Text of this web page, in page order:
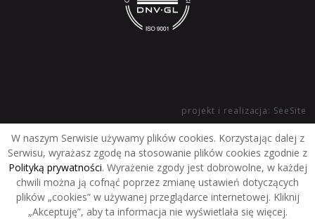
projekt i realizacja: SeeSite
W naszym Serwisie używamy plików cookies. Korzystając dalej z
Serwisu, wyrażasz zgodę na stosowanie plików cookies zgodnie z
Polityką prywatności. Wyrażenie zgody jest dobrowolne, w każdej
chwili można ją cofnąć poprzez zmianę ustawień dotyczących
plików „cookies” w używanej przeglądarce internetowej. Kliknij
„Akceptuję”, aby ta informacja nie wyświetlała się więcej.